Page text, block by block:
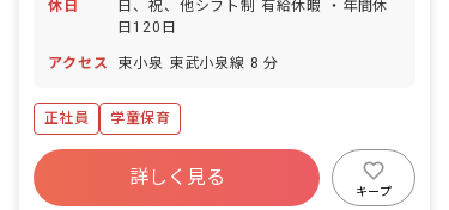
休日
日、祝、他シフト制 有給休暇 ・年間休
日120日
アクセス 東小泉 東武小泉線 8 分
正社員 学童保育
詳しく見る
キープ